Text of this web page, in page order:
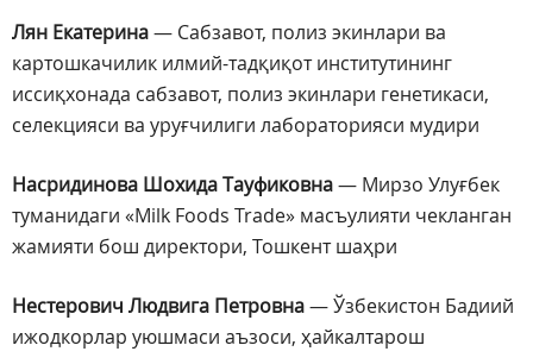
Лян Екатерина— Сабзавот, полиз экинлари ва
картошкачилик илмий-тадқиқот институтининг
иссиқхонада сабзавот, полиз экинлари генетикаси,
селекцияси ва уруғчилиги лабораторияси мудири
Насридинова Шохида Тауфиковна— Мирзо Улуғбек
туманидаги «Milk Foods Trade» масъулияти чекланган
жамияти бош директори, Тошкент шаҳри
Нестерович Людвига Петровна— Ўзбекистон Бадиий
ижодкорлар уюшмаси аъзоси, ҳайкалтарош